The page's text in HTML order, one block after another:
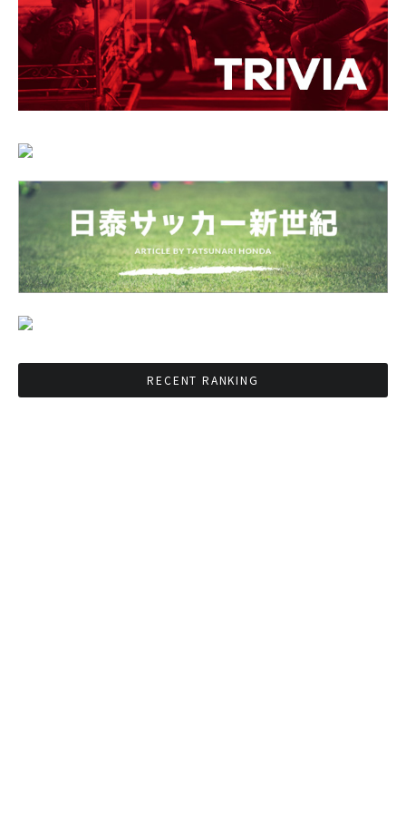
RECENT RANKING